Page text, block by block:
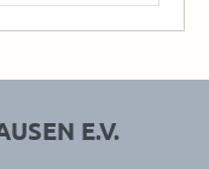
E.V.